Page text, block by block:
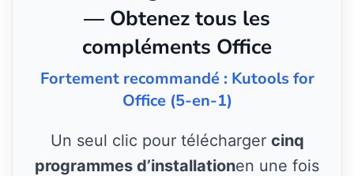
— Obtenez tous les
compléments Office
Fortement recommandé : Kutools for
Office (5-en-1)
Un seul clic pour télécharger cinq
programmes d’installationen une fois